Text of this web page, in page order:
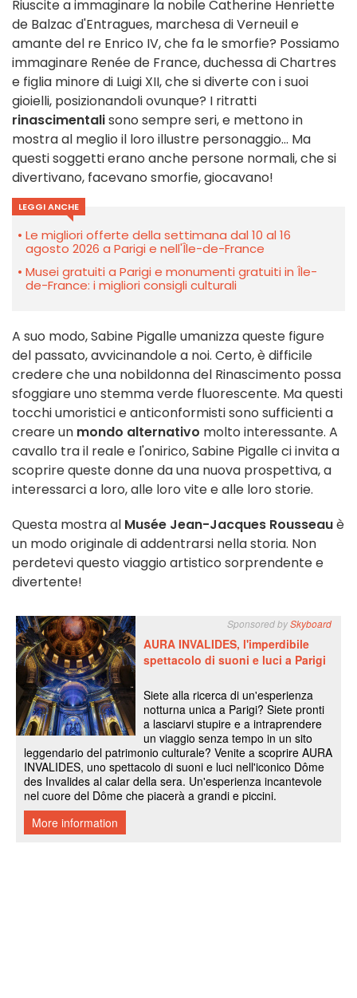
Riuscite a immaginare la nobile Catherine Henriette
de Balzac d'Entragues, marchesa di Verneuil e
amante del re Enrico IV, che fa le smorfie? Possiamo
immaginare Renée de France, duchessa di Chartres
e figlia minore di Luigi XII, che si diverte con i suoi
gioielli, posizionandoli ovunque? I ritratti
rinascimentalisono sempre seri, e mettono in
mostra al meglio il loro illustre personaggio... Ma
questi soggetti erano anche persone normali, che si
divertivano, facevano smorfie, giocavano!
LEGGI ANCHE
Le migliori offerte della settimana dal 10 al 16
agosto 2026 a Parigi e nell'Île-de-France
Musei gratuiti a Parigi e monumenti gratuiti in Île-
de-France: i migliori consigli culturali
A suo modo, Sabine Pigalle umanizza queste figure
del passato, avvicinandole a noi. Certo, è difficile
credere che una nobildonna del Rinascimento possa
sfoggiare uno stemma verde fluorescente. Ma questi
tocchi umoristici e anticonformisti sono sufficienti a
creare un mondo alternativo molto interessante. A
cavallo tra il reale e l'onirico, Sabine Pigalle ci invita a
scoprire queste donne da una nuova prospettiva, a
interessarci a loro, alle loro vite e alle loro storie.
Questa mostra al Musée Jean-Jacques Rousseauè
un modo originale di addentrarsi nella storia. Non
perdetevi questo viaggio artistico sorprendente e
divertente!